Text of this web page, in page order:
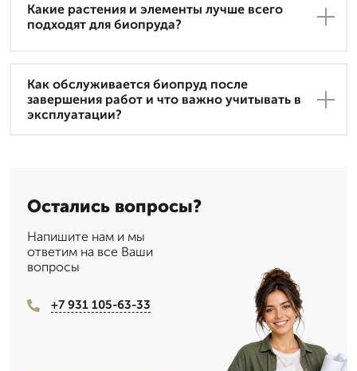
Какие растения и элементы лучше всего
подходят для биопруда?
Как обслуживается биопруд после
завершения работ и что важно учитывать в
эксплуатации?
Остались вопросы?
Напишите нам и мы
ответим на все Ваши
вопросы
+7 931 105-63-33